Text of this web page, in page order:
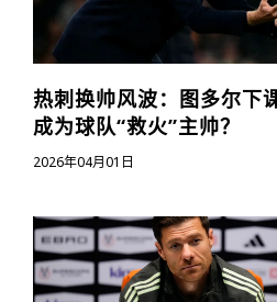
热刺换帅风波：图多尔下
成为球队“救火”主帅？
2026年04月01日